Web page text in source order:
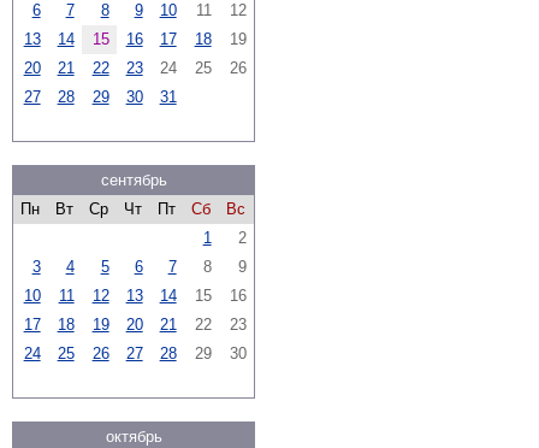
6
7 8 9 10 11
12
13
14 15 16 17 18
19
20
21 22 23 24 25
26
27
28 29 30 31
сентябрь
Пн
Вт Ср Чт Пт Сб
Вс
1
2
3
4 5 6 7 8
9
10
11 12 13 14 15
16
17
18 19 20 21 22
23
24
25 26 27 28 29 30
октябрь